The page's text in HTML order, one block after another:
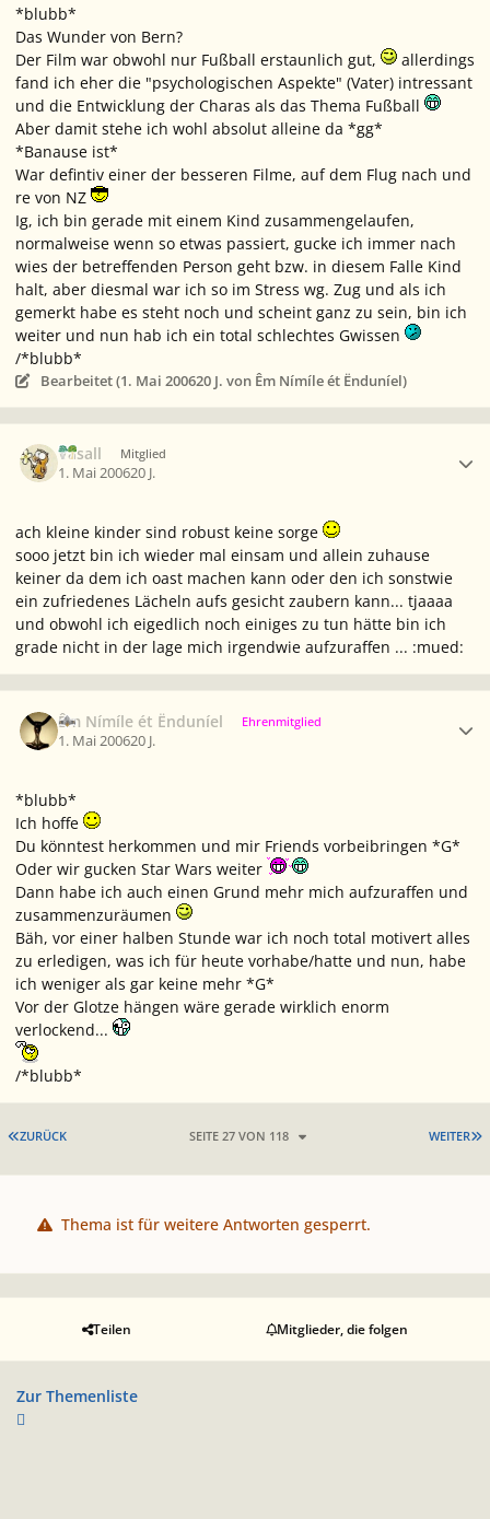
*blubb*
Das Wunder von Bern?
Der Film war obwohl nur Fußball erstaunlich gut,
allerdings
fand ich eher die "psychologischen Aspekte" (Vater) intressant
und die Entwicklung der Charas als das Thema Fußball
Aber damit stehe ich wohl absolut alleine da *gg*
*Banause ist*
War defintiv einer der besseren Filme, auf dem Flug nach und
re von NZ
Ig, ich bin gerade mit einem Kind zusammengelaufen,
normalweise wenn so etwas passiert, gucke ich immer nach
wies der betreffenden Person geht bzw. in diesem Falle Kind
halt, aber diesmal war ich so im Stress wg. Zug und als ich
gemerkt habe es steht noch und scheint ganz zu sein, bin ich
weiter und nun hab ich ein total schlechtes Gwissen
/*blubb*
Bearbeitet (1. Mai 200620 J. von Êm Nímíle ét Ënduníel)
Vasall Mitglied
1. Mai 200620 J.
ach kleine kinder sind robust keine sorge
sooo jetzt bin ich wieder mal einsam und allein zuhause
keiner da dem ich oast machen kann oder den ich sonstwie
ein zufriedenes Lächeln aufs gesicht zaubern kann... tjaaaa
und obwohl ich eigedlich noch einiges zu tun hätte bin ich
grade nicht in der lage mich irgendwie aufzuraffen ... :mued:
Êm Nímíle ét Ënduníel Ehrenmitglied
1. Mai 200620 J.
*blubb*
Ich hoffe
Du könntest herkommen und mir Friends vorbeibringen *G*
Oder wir gucken Star Wars weiter
Dann habe ich auch einen Grund mehr mich aufzuraffen und
zusammenzuräumen
Bäh, vor einer halben Stunde war ich noch total motivert alles
zu erledigen, was ich für heute vorhabe/hatte und nun, habe
ich weniger als gar keine mehr *G*
Vor der Glotze hängen wäre gerade wirklich enorm
verlockend...
/*blubb*
ERSTE SEITE
ZURÜCK WEITER
SEITE 27 VON 118
Thema ist für weitere Antworten gesperrt.
Teilen Mitglieder, die folgen
Zur Themenliste